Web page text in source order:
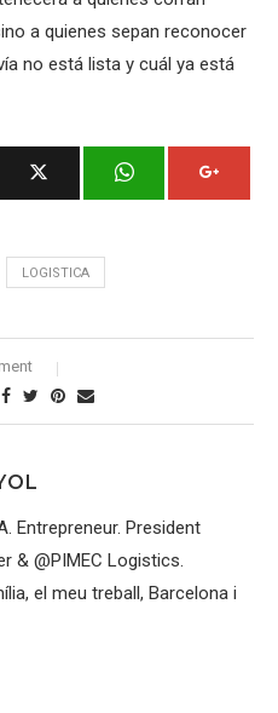
a quienes sepan reconocer
no está lista y cuál ya está
LOGISTICA
Entrepreneur. President
& @PIMEC Logistics.
el meu treball, Barcelona i